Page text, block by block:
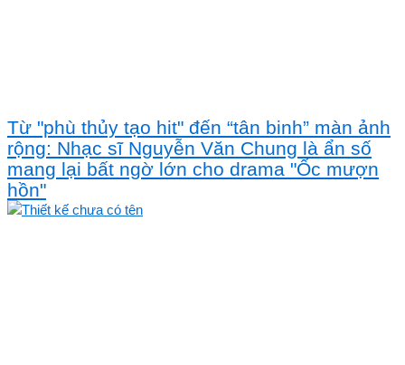
Từ "phù thủy tạo hit" đến “tân binh” màn ảnh
rộng: Nhạc sĩ Nguyễn Văn Chung là ẩn số
mang lại bất ngờ lớn cho drama "Ốc mượn
hồn"